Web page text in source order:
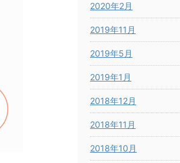
2020年2月
2019年11月
2019年5月
2019年1月
2018年12月
2018年11月
2018年10月